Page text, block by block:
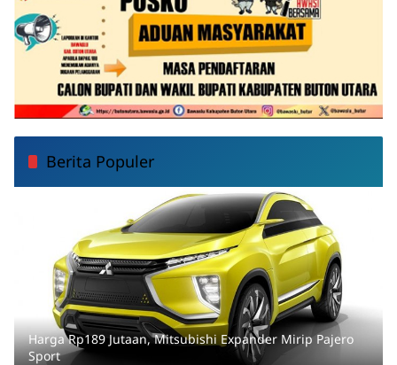
Berita Populer
Harga Rp189 Jutaan, Mitsubishi Expander Mirip Pajero
Sport